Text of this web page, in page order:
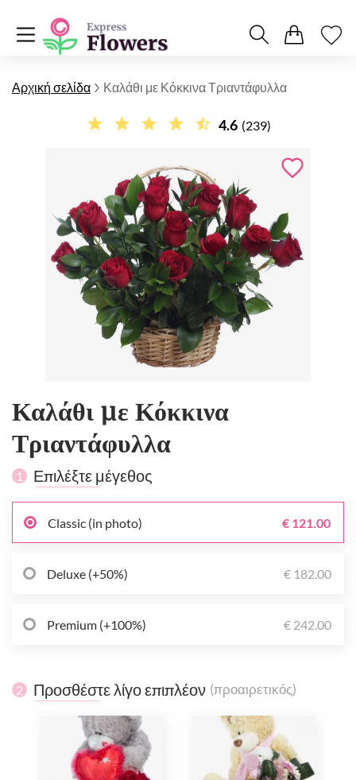
Αρχική σελίδα Καλάθι με Κόκκινα Τριαντάφυλλα
4.6 (239)
Καλάθι με Κόκκινα
Τριαντάφυλλα
1 Επιλέξτε μέγεθος
Classic (in photo) € 121.00
Deluxe (+50%) € 182.00
Premium (+100%) € 242.00
2 Προσθέστε λίγο επιπλέον (προαιρετικός)